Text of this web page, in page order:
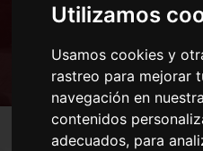
Utilizamos
Usamos cookies y
rastreo para mejorar
navegación en
contenidos
adecuados, para